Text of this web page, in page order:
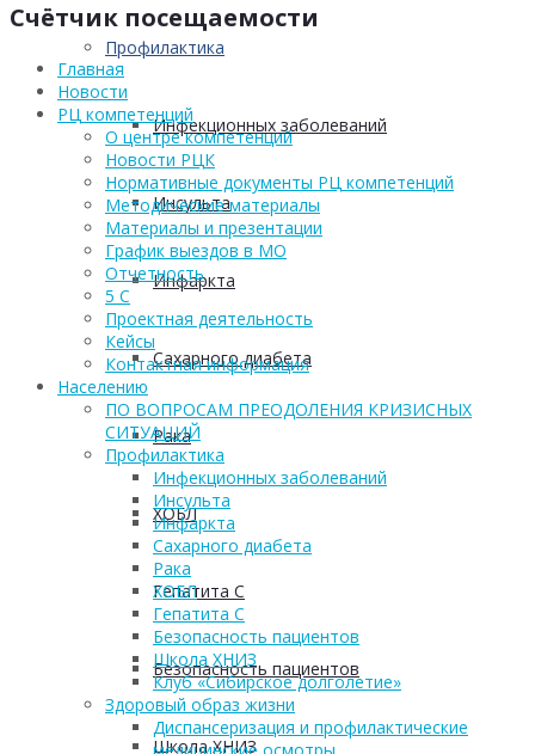
Профилактика
Инфекционных заболеваний
Инсульта
Инфаркта
Сахарного диабета
Рака
ХОБЛ
Гепатита С
Безопасность пациентов
Школа ХНИЗ
Счётчик посещаемости
Главная
Новости
РЦ компетенций
О центре компетенций
Новости РЦК
Нормативные документы РЦ компетенций
Методические материалы
Материалы и презентации
График выездов в МО
Отчетность
5 С
Проектная деятельность
Кейсы
Контактная информация
Населению
ПО ВОПРОСАМ ПРЕОДОЛЕНИЯ КРИЗИСНЫХ
СИТУАЦИЙ
Профилактика
Инфекционных заболеваний
Инсульта
Инфаркта
Сахарного диабета
Рака
ХОБЛ
Гепатита С
Безопасность пациентов
Школа ХНИЗ
Клуб «Сибирское долголетие»
Здоровый образ жизни
Диспансеризация и профилактические